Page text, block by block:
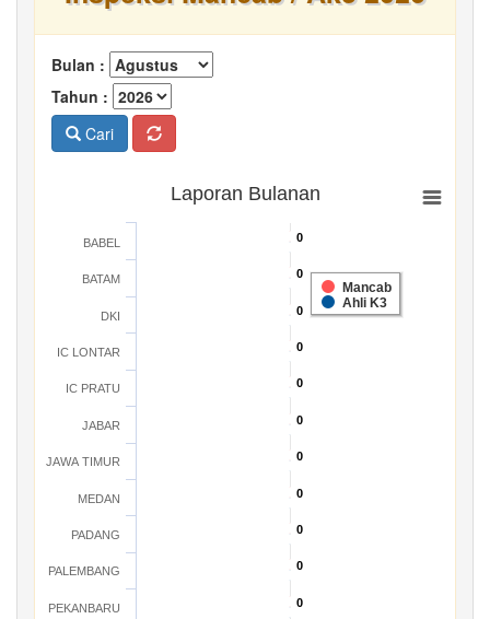
Bulan :
Tahun :
Cari
Laporan Bulanan
0
0
0
0
0
0
0
0
0
0
0
0
0
0
0
0
0
0
0
0
0
0
Mancab
Ahli K3
BABEL
BATAM
DKI
IC LONTAR
IC PRATU
JABAR
JAWA TIMUR
MEDAN
PADANG
PALEMBANG
PEKANBARU